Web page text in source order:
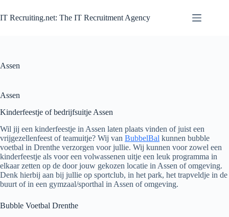
Inhalt
springen
IT Recruiting.net: The IT Recruitment Agency
Assen
Assen
Kinderfeestje of bedrijfsuitje Assen
Wil jij een kinderfeestje in Assen laten plaats vinden of juist een
vrijgezellenfeest of teamuitje? Wij van BubbelBal kunnen bubble
voetbal in Drenthe verzorgen voor jullie. Wij kunnen voor zowel een
kinderfeestje als voor een volwassenen uitje een leuk programma in
elkaar zetten op de door jouw gekozen locatie in Assen of omgeving.
Denk hierbij aan bij jullie op sportclub, in het park, het trapveldje in de
buurt of in een gymzaal/sporthal in Assen of omgeving.
Bubble Voetbal Drenthe